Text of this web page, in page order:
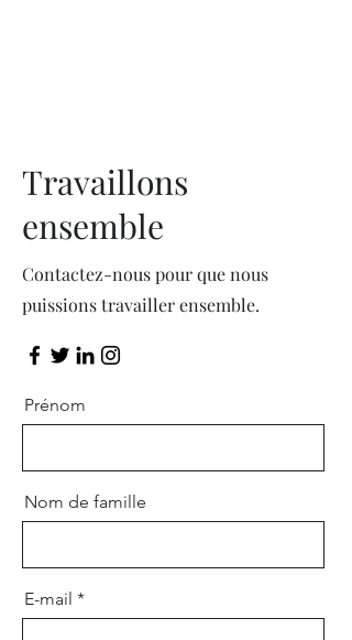
Travaillons
ensemble
Contactez-nous pour que nous
puissions travailler ensemble.
Prénom
Nom de famille
E-mail